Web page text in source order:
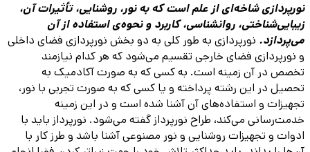
نورپردازی شاخه‌ای از علم است که به نور، روشنایی، تأثیرات آن،
زیبایی‌شناختی، روانشناسی، کاربرد و نحوه‌ی استفاده از آن
می‌پردازد. نورپردازی به طور کلی به دو بخش نورپردازی فضای داخلی
و نورپردازی فضای خارجی تقسیم می‌شود که هر کدام نیازمند
تخصص در آن زمینه است. به کسی که به صورت آکادمیک به
تحصیل در این رشته پرداخته و یا کسی که به صورت تجربی با نور،
تجهیزات و استفاده‌های آن آشنا شده است و در این زمینه
خدمت‌رسانی می‌کند، طراح نورپرداز گفته می‌شود. نورپرداز باید با
ادوات و تجهیزات روشنایی و نور مصنوعی آشنا باشد و طرز کار با